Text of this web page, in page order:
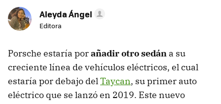
Aleyda Ángel
Editora
Porsche estaría porañadir otro sedán a su
creciente línea de vehículos eléctricos, el cual
estaría por debajo delTaycan, su primer auto
eléctrico que se lanzó en 2019. Este nuevo